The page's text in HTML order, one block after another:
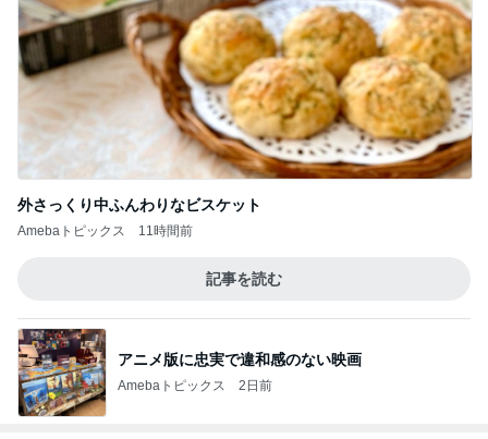
外さっくり中ふんわりなビスケット
Amebaトピックス 11時間前
記事を読む
アニメ版に忠実で違和感のない映画
Amebaトピックス 2日前